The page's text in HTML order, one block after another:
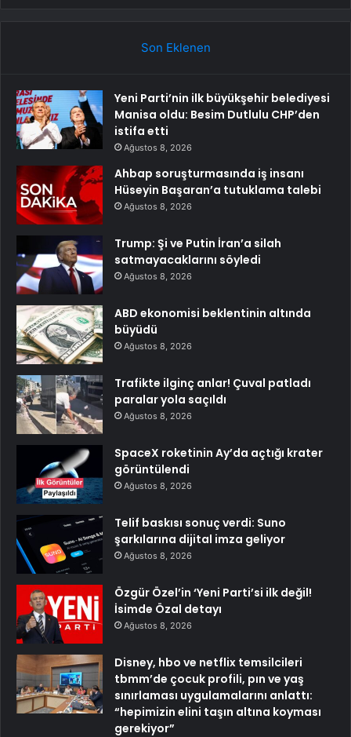
Son Eklenen
Yeni Parti’nin ilk büyükşehir belediyesi
Manisa oldu: Besim Dutlulu CHP’den
istifa etti
Ağustos 8, 2026
Ahbap soruşturmasında iş insanı
Hüseyin Başaran’a tutuklama talebi
Ağustos 8, 2026
Trump: Şi ve Putin İran’a silah
satmayacaklarını söyledi
Ağustos 8, 2026
ABD ekonomisi beklentinin altında
büyüdü
Ağustos 8, 2026
Trafikte ilginç anlar! Çuval patladı
paralar yola saçıldı
Ağustos 8, 2026
SpaceX roketinin Ay’da açtığı krater
görüntülendi
Ağustos 8, 2026
Telif baskısı sonuç verdi: Suno
şarkılarına dijital imza geliyor
Ağustos 8, 2026
Özgür Özel’in ‘Yeni Parti’si ilk değil!
İsimde Özal detayı
Ağustos 8, 2026
Disney, hbo ve netflix temsilcileri
tbmm’de çocuk profili, pın ve yaş
sınırlaması uygulamalarını anlattı:
“hepimizin elini taşın altına koyması
gerekiyor”